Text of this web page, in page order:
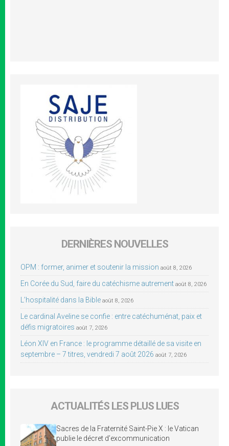
DERNIÈRES NOUVELLES
OPM : former, animer et soutenir la mission août 8, 2026
En Corée du Sud, faire du catéchisme autrement août 8, 2026
L’hospitalité dans la Bible août 8, 2026
Le cardinal Aveline se confie : entre catéchuménat, paix et
défis migratoires août 7, 2026
Léon XIV en France : le programme détaillé de sa visite en
septembre – 7 titres, vendredi 7 août 2026 août 7, 2026
ACTUALITÉS LES PLUS LUES
Sacres de la Fraternité Saint-Pie X : le Vatican
publie le décret d’excommunication